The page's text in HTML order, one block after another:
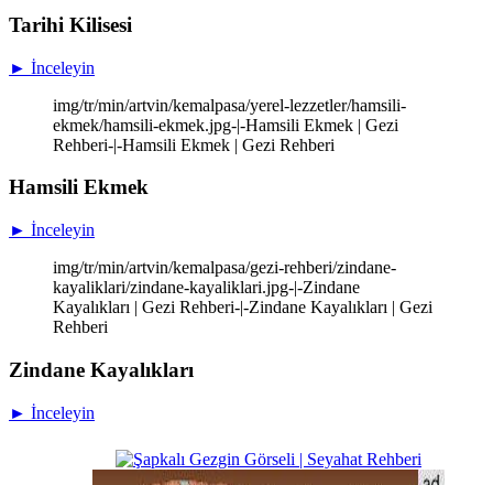
Tarihi Kilisesi
► İnceleyin
img/tr/min/artvin/kemalpasa/yerel-lezzetler/hamsili-
ekmek/hamsili-ekmek.jpg-|-Hamsili Ekmek | Gezi
Rehberi-|-Hamsili Ekmek | Gezi Rehberi
Hamsili Ekmek
► İnceleyin
img/tr/min/artvin/kemalpasa/gezi-rehberi/zindane-
kayaliklari/zindane-kayaliklari.jpg-|-Zindane
Kayalıkları | Gezi Rehberi-|-Zindane Kayalıkları | Gezi
Rehberi
Zindane Kayalıkları
► İnceleyin